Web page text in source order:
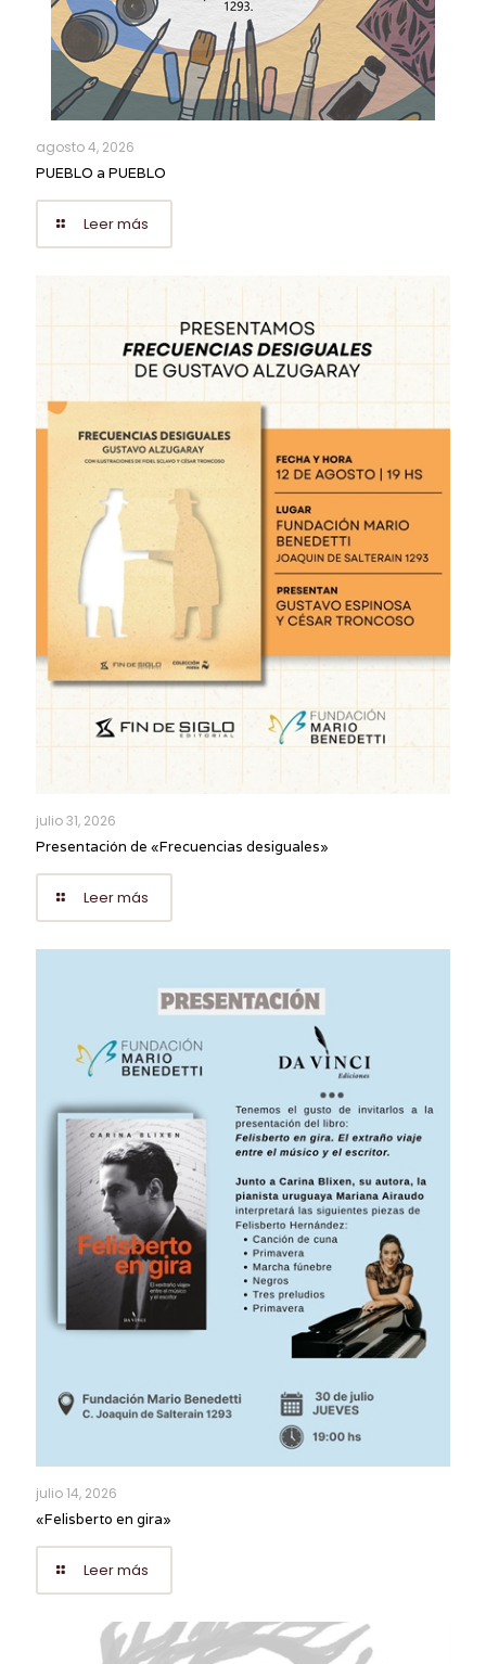
agosto 4, 2026
PUEBLO a PUEBLO
Leer más
julio 31, 2026
Presentación de «Frecuencias desiguales»
Leer más
julio 14, 2026
«Felisberto en gira»
Leer más